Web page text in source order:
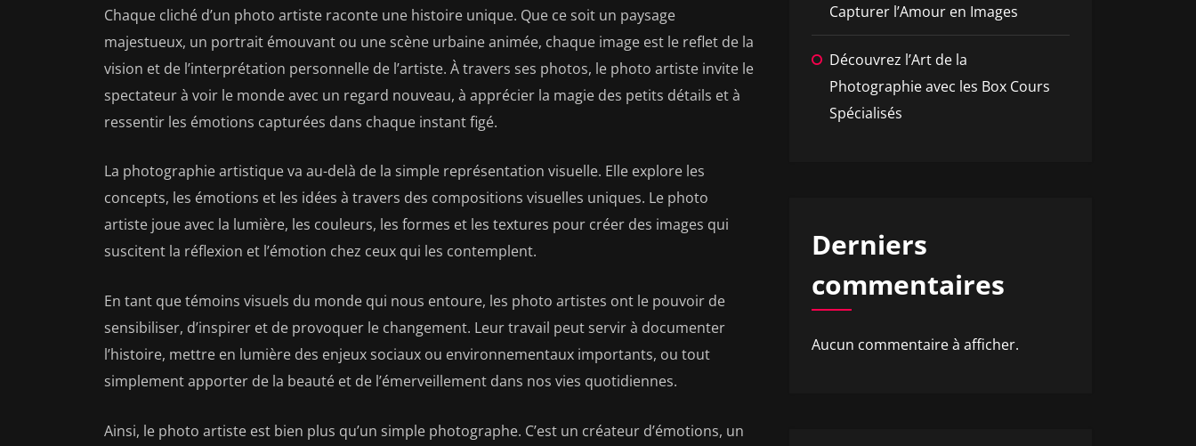
Chaque cliché d’un photo artiste raconte une histoire unique. Que ce soit un paysage
majestueux, un portrait émouvant ou une scène urbaine animée, chaque image est le reflet de la
vision et de l’interprétation personnelle de l’artiste. À travers ses photos, le photo artiste invite le
spectateur à voir le monde avec un regard nouveau, à apprécier la magie des petits détails et à
ressentir les émotions capturées dans chaque instant figé.
La photographie artistique va au-delà de la simple représentation visuelle. Elle explore les
concepts, les émotions et les idées à travers des compositions visuelles uniques. Le photo
artiste joue avec la lumière, les couleurs, les formes et les textures pour créer des images qui
suscitent la réflexion et l’émotion chez ceux qui les contemplent.
En tant que témoins visuels du monde qui nous entoure, les photo artistes ont le pouvoir de
sensibiliser, d’inspirer et de provoquer le changement. Leur travail peut servir à documenter
l’histoire, mettre en lumière des enjeux sociaux ou environnementaux importants, ou tout
simplement apporter de la beauté et de l’émerveillement dans nos vies quotidiennes.
Ainsi, le photo artiste est bien plus qu’un simple photographe. C’est un créateur d’émotions, un
Capturer l’Amour en Images
Découvrez l’Art de la
Photographie avec les Box Cours
Spécialisés
Derniers
commentaires
Aucun commentaire à afficher.